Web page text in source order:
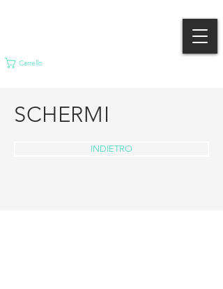
Carrello
SCHERMI
INDIETRO